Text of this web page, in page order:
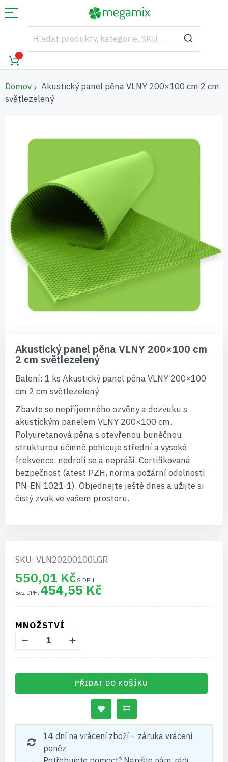
Domov
Akustický panel pěna VLNY 200×100 cm 2 cm
světlezelený
začátek
galerie
obrázky
Akustický panel pěna VLNY 200×100 cm
2 cm světlezelený
Balení: 1 ks Akustický panel pěna VLNY 200×100
cm 2 cm světlezelený
Zbavte se nepříjemného ozvěny a dozvuku s
akustickým panelem VLNY 200×100 cm.
Polyuretanová pěna s otevřenou buněčnou
strukturou účinně pohlcuje střední a vysoké
frekvence, nedrolí se a nepráší. Certifikovaná
bezpečnost (atest PZH, norma požární odolnosti
PN-EN 1021-1). Objednejte ještě dnes a užijte si
čistý zvuk ve vašem prostoru.
SKU: VLN20200100LGR
550,01 Kč
454,55 Kč
MNOŽSTVÍ
PŘIDAT DO KOŠÍKU
14 dní na vrácení zboží – záruka vrácení
peněz